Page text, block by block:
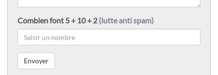
Combien font 5 + 10 + 2 (lutte anti spam)